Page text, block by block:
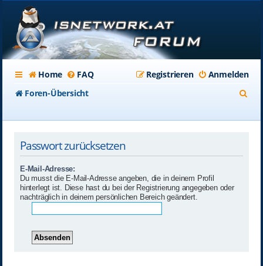
Home FAQ Anmelden
Registrieren
Foren-Übersicht
Passwort zurücksetzen
E-Mail-Adresse:
Du musst die E-Mail-Adresse angeben, die in deinem Profil
hinterlegt ist. Diese hast du bei der Registrierung angegeben oder
nachträglich in deinem persönlichen Bereich geändert.